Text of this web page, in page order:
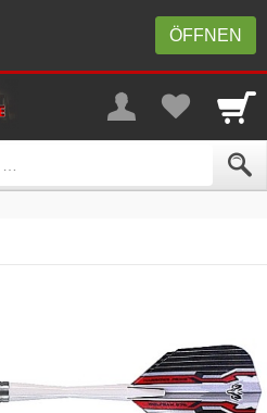
ÖFFNEN